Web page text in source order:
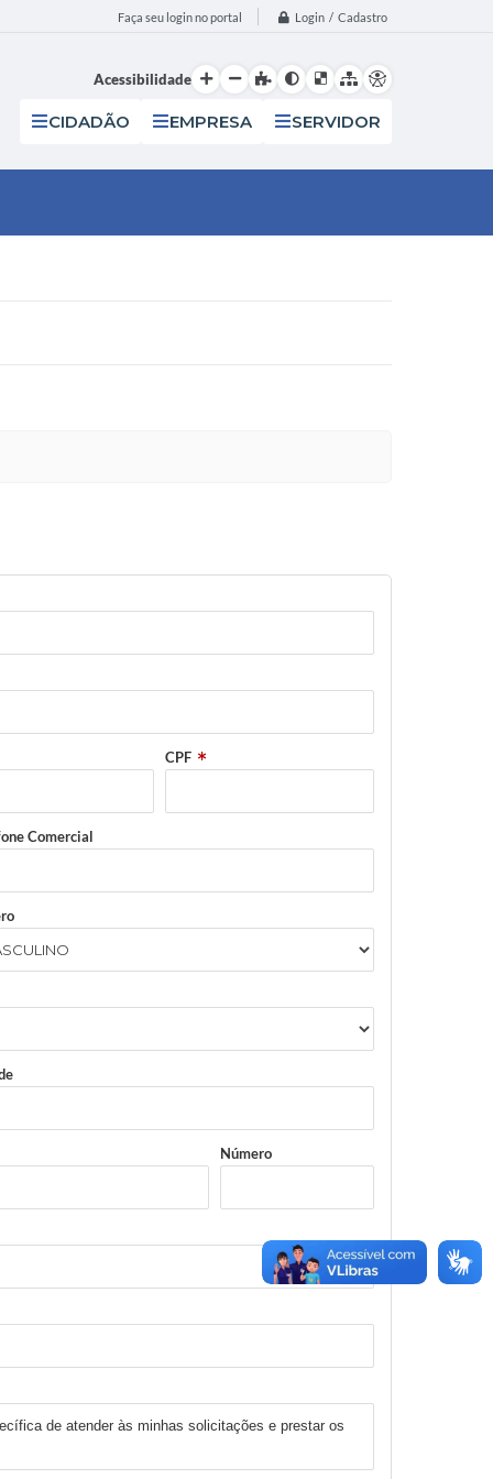
Faça seu login no portal Login / Cadastro
Acessibilidade
CIDADÃO EMPRESA SERVIDOR
CPF
Comercial
Número
de atender às minhas solicitações e prestar os